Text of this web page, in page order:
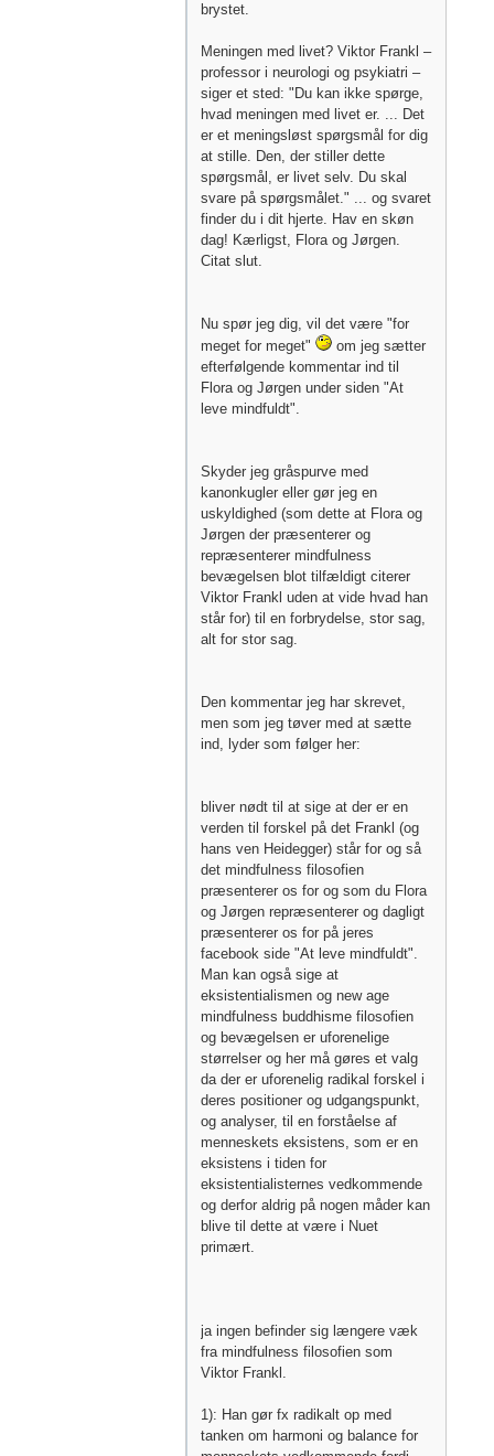
brystet.
Meningen med livet? Viktor Frankl –
professor i neurologi og psykiatri –
siger et sted: "Du kan ikke spørge,
hvad meningen med livet er. ... Det
er et meningsløst spørgsmål for dig
at stille. Den, der stiller dette
spørgsmål, er livet selv. Du skal
svare på spørgsmålet." ... og svaret
finder du i dit hjerte. Hav en skøn
dag! Kærligst, Flora og Jørgen.
Citat slut.
Nu spør jeg dig, vil det være "for
meget for meget"
om jeg sætter
efterfølgende kommentar ind til
Flora og Jørgen under siden "At
leve mindfuldt".
Skyder jeg gråspurve med
kanonkugler eller gør jeg en
uskyldighed (som dette at Flora og
Jørgen der præsenterer og
repræsenterer mindfulness
bevægelsen blot tilfældigt citerer
Viktor Frankl uden at vide hvad han
står for) til en forbrydelse, stor sag,
alt for stor sag.
Den kommentar jeg har skrevet,
men som jeg tøver med at sætte
ind, lyder som følger her:
bliver nødt til at sige at der er en
verden til forskel på det Frankl (og
hans ven Heidegger) står for og så
det mindfulness filosofien
præsenterer os for og som du Flora
og Jørgen repræsenterer og dagligt
præsenterer os for på jeres
facebook side "At leve mindfuldt".
Man kan også sige at
eksistentialismen og new age
mindfulness buddhisme filosofien
og bevægelsen er uforenelige
størrelser og her må gøres et valg
da der er uforenelig radikal forskel i
deres positioner og udgangspunkt,
og analyser, til en forståelse af
menneskets eksistens, som er en
eksistens i tiden for
eksistentialisternes vedkommende
og derfor aldrig på nogen måder kan
blive til dette at være i Nuet
primært.
ja ingen befinder sig længere væk
fra mindfulness filosofien som
Viktor Frankl.
1): Han gør fx radikalt op med
tanken om harmoni og balance for